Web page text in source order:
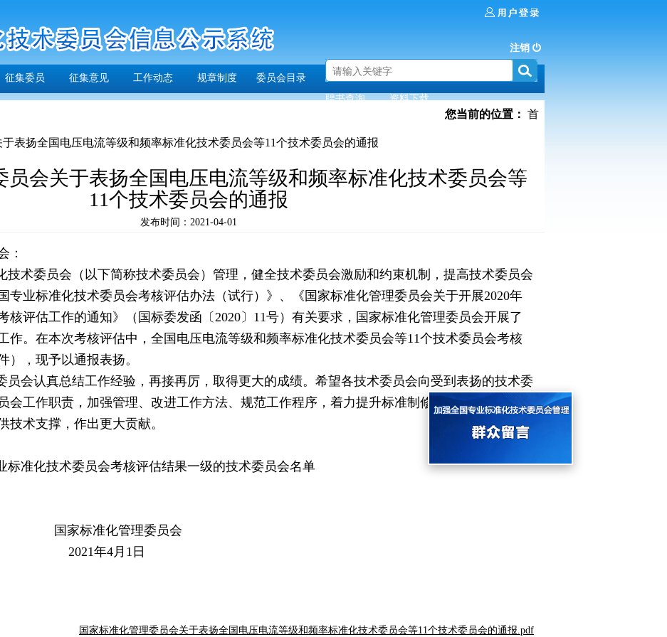
注销
征集委员 征集意见 工作动态 规章制度
委员会目录
聘书查询
资料下载
您当前的位置： 首
表扬全国电压电流等级和频率标准化技术委员会等11个技术委员会的通报
员会关于表扬全国电压电流等级和频率标准化技术委员会等
11个技术委员会的通报
发布时间：2021-04-01
：
技术委员会（以下简称技术委员会）管理，健全技术委员会激励和约束机制，提高技术委员会
专业标准化技术委员会考核评估办法（试行）》、《国家标准化管理委员会关于开展2020年
核评估工作的通知》（国标委发函〔2020〕11号）有关要求，国家标准化管理委员会开展了
作。在本次考核评估中，全国电压电流等级和频率标准化技术委员会等11个技术委员会考核
），现予以通报表扬。
员会认真总结工作经验，再接再厉，取得更大的成绩。希望各技术委员会向受到表扬的技术委
会工作职责，加强管理、改进工作方法、规范工作程序，着力提升标准制修订质量，为推动
技术支撑，作出更大贡献。
标准化技术委员会考核评估结果一级的技术委员会名单
管理委员会
4月1日
国家标准化管理委员会关于表扬全国电压电流等级和频率标准化技术委员会等11个技术委员会的通报.pdf